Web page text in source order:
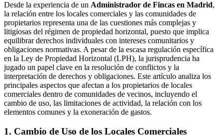
Desde la experiencia de un Administrador de Fincas en Madrid,
la relación entre los locales comerciales y las comunidades de
propietarios representa una de las cuestiones más complejas y
litigiosas del régimen de propiedad horizontal, puesto que implica
equilibrar derechos individuales con intereses comunitarios y
obligaciones normativas. A pesar de la escasa regulación específica
en la Ley de Propiedad Horizontal (LPH), la jurisprudencia ha
jugado un papel clave en la resolución de conflictos y la
interpretación de derechos y obligaciones. Este artículo analiza los
principales aspectos que afectan a los propietarios de locales
comerciales dentro de comunidades de vecinos, incluyendo el
cambio de uso, las limitaciones de actividad, la relación con los
elementos comunes y la exoneración de gastos.
1. Cambio de Uso de los Locales Comerciales